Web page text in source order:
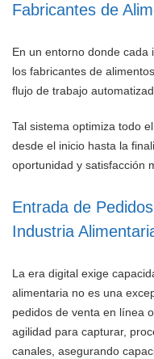
Fabricantes de
En un entorno donde cada
los fabricantes de
flujo de trabajo
Tal sistema optimiza todo
desde el inicio hasta la
oportunidad y satisfacción
Entrada de
Industria
La era digital exige
alimentaria no es una
pedidos de venta en línea
agilidad para capturar,
canales, asegurando